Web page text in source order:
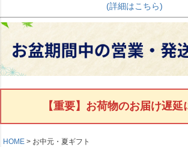
(詳細はこちら)
【重要】お荷物のお届け遅延
HOME お中元・夏ギフト